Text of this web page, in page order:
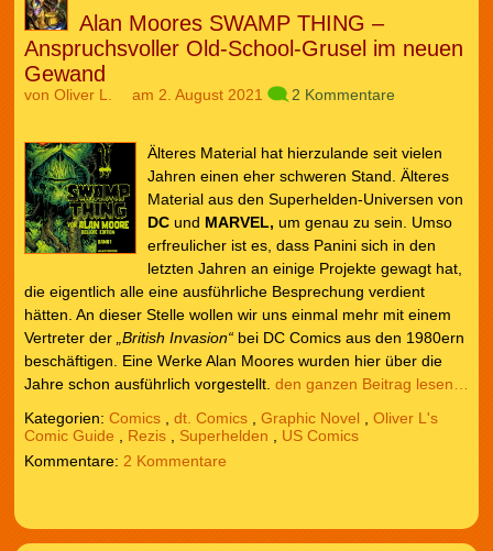
Alan Moores SWAMP THING –
Anspruchsvoller Old-School-Grusel im neuen
Gewand
von Oliver L. am 2. August 2021 2 Kommentare
Älteres Material hat hierzulande seit vielen
Jahren einen eher schweren Stand. Älteres
Material aus den Superhelden-Universen von
DCund MARVEL, um genau zu sein. Umso
erfreulicher ist es, dass Panini sich in den
letzten Jahren an einige Projekte gewagt hat,
die eigentlich alle eine ausführliche Besprechung verdient
hätten. An dieser Stelle wollen wir uns einmal mehr mit einem
Vertreter der „British Invasion“bei DC Comics aus den 1980ern
beschäftigen. Eine Werke Alan Moores wurden hier über die
Jahre schon ausführlich vorgestellt. den ganzen Beitrag lesen…
Kategorien: Comics, dt. Comics, Graphic Novel
Oliver L's
Comic Guide
Rezis, Superhelden
US Comics
2 Kommentare